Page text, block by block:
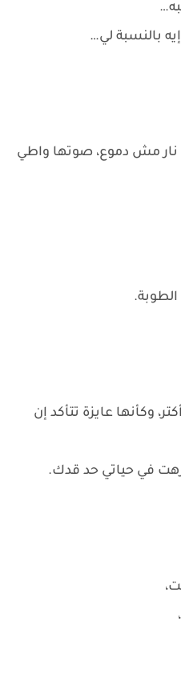
بالنسبة لي…
نار مش دموع، صوتها واطي
وكأنها عايزة تتأكد إن
في حياتي حد قدك.